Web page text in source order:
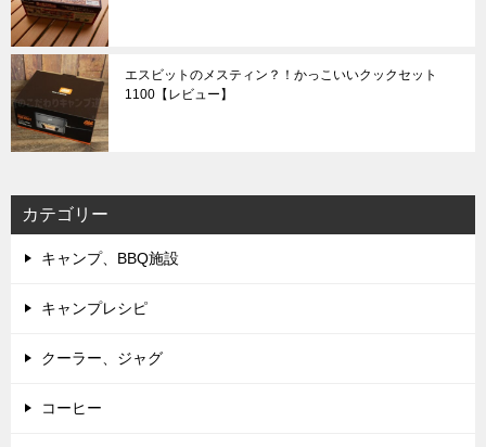
エスビットのメスティン？！かっこいいクックセット
1100【レビュー】
カテゴリー
キャンプ、BBQ施設
キャンプレシピ
クーラー、ジャグ
コーヒー